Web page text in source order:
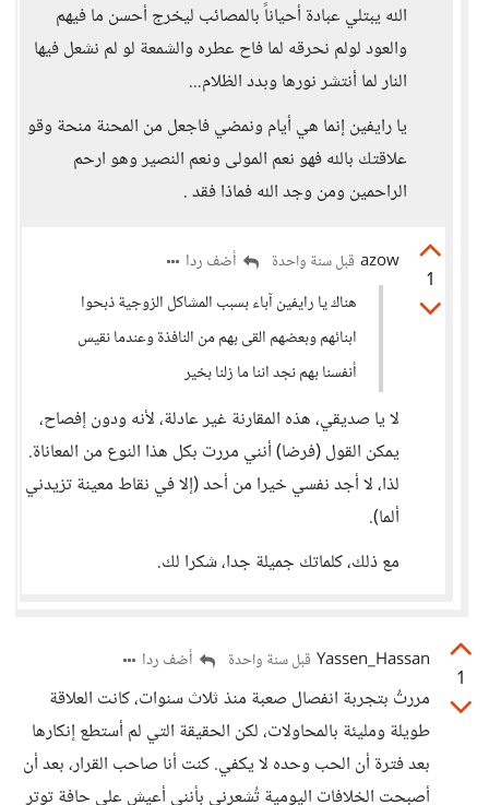
الله يبتلي عبادة أحياناً بالمصائب ليخرج أحسن ما فيهم
والعود لولم نحرقه لما فاح عطره والشمعة لو لم نشعل فيها
النار لما أنتشر نورها وبدد الظلام...
يا رايفين إنما هي أيام ونمضي فاجعل من المحنة منحة وقو
علاقتك بالله فهو نعم المولى ونعم النصير وهو ارحم
الراحمين ومن وجد الله فماذا فقد .
1
azow قبل سنة واحدة
أضف ردا
هناك يا رايفين آباء بسبب المشاكل الزوجية ذبحوا
ابنائهم وبعضهم القى بهم من النافذة وعندما نقيس
أنفسنا بهم نجد اننا ما زلنا بخير
لا يا صديقي، هذه المقارنة غير عادلة، لأنه ودون إفصاح،
يمكن القول (فرضا) أنني مررت بكل هذا النوع من المعاناة.
لذا، لا أجد نفسي خيرا من أحد (إلا في نقاط معينة تزيدني
ألما).
مع ذلك، كلماتك جميلة جدا، شكرا لك.
1
Yassen_Hassan قبل سنة واحدة أضف ردا
مررتُ بتجربة انفصال صعبة منذ ثلاث سنوات، كانت العلاقة
طويلة ومليئة بالمحاولات، لكن الحقيقة التي لم أستطع إنكارها
بعد فترة أن الحب وحده لا يكفي. كنت أنا صاحب القرار، بعد أن
أصبحت الخلافات اليومية تُشعرني بأنني أعيش على حافة توتر